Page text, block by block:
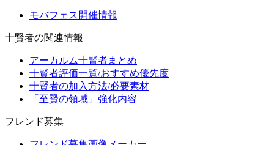
モバフェス開催情報
十賢者の関連情報
アーカルム十賢者まとめ
十賢者評価一覧/おすすめ優先度
十賢者の加入方法/必要素材
「至賢の領域」強化内容
フレンド募集